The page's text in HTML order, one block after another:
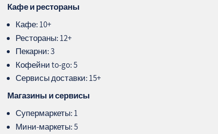
Кафе и рестораны
Кафе: 10+
Рестораны: 12+
Пекарни: 3
Кофейни to‑go: 5
Сервисы доставки: 15+
Магазины и сервисы
Супермаркеты: 1
Мини‑маркеты: 5